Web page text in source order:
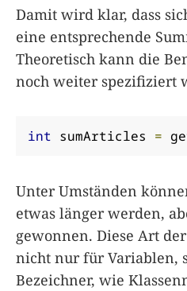
Damit wird klar, dass
eine entsprechende
Theoretisch kann die
noch weiter spezifiziert
int sumArticles =
Unter Umständen
etwas länger werden,
gewonnen. Diese Art
nicht nur für Variablen,
Bezeichner, wie